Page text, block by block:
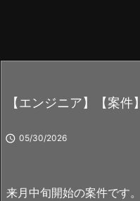
【エンジニア】【案件
 05/30/2026
来月中旬開始の案件です